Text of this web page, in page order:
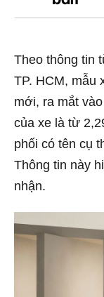
Theo thông tin
TP. HCM, mẫu
mới, ra mắt
của xe là từ
phối có tên cụ
Thông tin này
nhận.